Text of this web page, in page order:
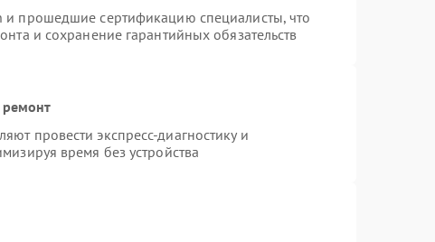
и прошедшие сертификацию специалисты, что
и сохранение гарантийных обязательств
ремонт
провести экспресс-диагностику и
время без устройства